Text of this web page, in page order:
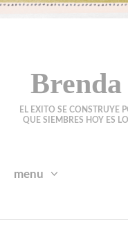
EL EXITO SE CONSTRUYE
QUE SIEMBRES HOY ES
menu